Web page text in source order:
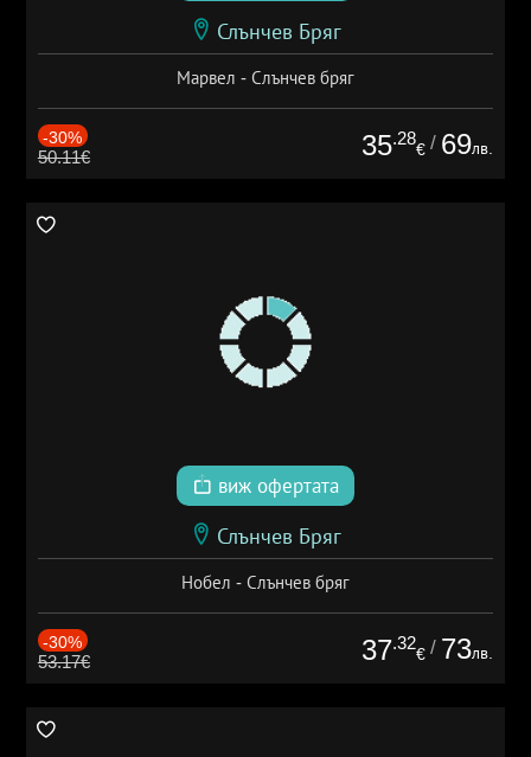
Слънчев Бряг
Марвел - Слънчев бряг
-30%
50.11€ 35.28
€ / 69лв.
виж офертата
Слънчев Бряг
Нобел - Слънчев бряг
-30%
53.17€ 37.32
€ / 73лв.